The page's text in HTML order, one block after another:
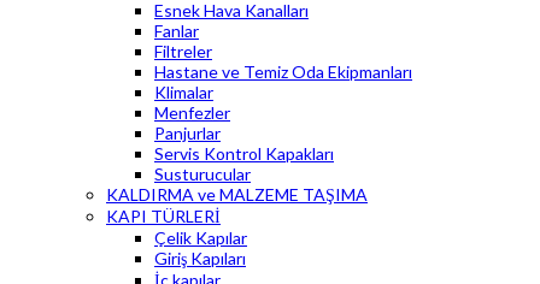
Esnek Hava Kanalları
Fanlar
Filtreler
Hastane ve Temiz Oda Ekipmanları
Klimalar
Menfezler
Panjurlar
Servis Kontrol Kapakları
Susturucular
KALDIRMA ve MALZEME TAŞIMA
KAPI TÜRLERİ
Çelik Kapılar
Giriş Kapıları
İç kapılar